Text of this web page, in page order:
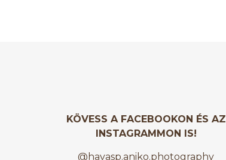
KÖVESS A FACEBOOKON ÉS AZ
INSTAGRAMMON IS!
@havasp.aniko.photography